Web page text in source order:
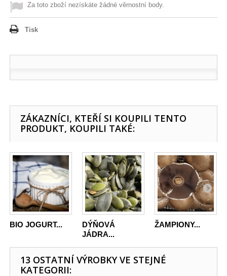
Za toto zboží nezískáte žádné věrnostní body.
Tisk
ZÁKAZNÍCI, KTEŘÍ SI KOUPILI TENTO
PRODUKT, KOUPILI TAKÉ:
BIO JOGURT...
DÝŇOVÁ
JÁDRA...
ŽAMPIONY...
13 OSTATNÍ VÝROBKY VE STEJNÉ
KATEGORII: